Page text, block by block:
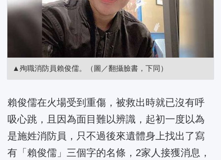
▲殉職消防員賴俊儒。（圖／翻攝臉書，下同）
賴俊儒在火場受到重傷，被救出時就已沒有呼
吸心跳，且因為面目難以辨識，起初一度以為
是施姓消防員，只不過後來遺體身上找出了寫
有「賴俊儒」三個字的名條，2家人接獲消息，